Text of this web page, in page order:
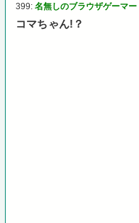
399:名無しのブラウザゲーマー
コマちゃん!？